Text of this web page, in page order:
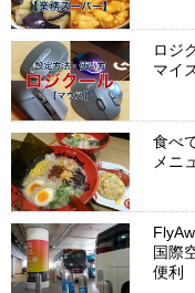
ロジ
マイ
食べ
メニ
国際
便利